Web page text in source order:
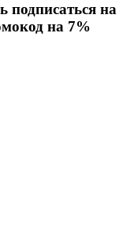
подписаться на
на 7%